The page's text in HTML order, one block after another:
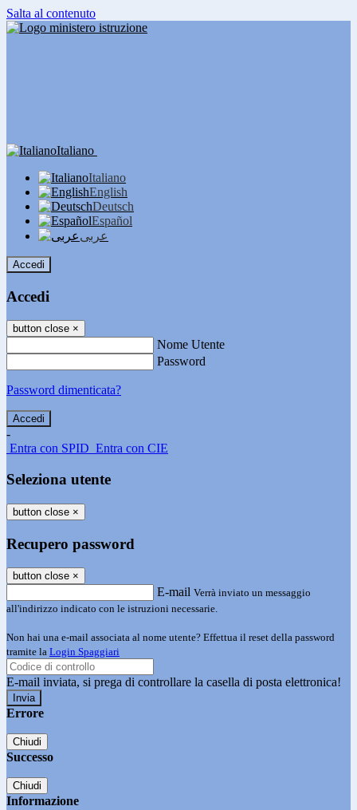
Salta al contenuto
Italiano
Italiano
English
Deutsch
Español
عربى
Accedi
Accedi
button close ×
Nome Utente
Password
Password dimenticata?
-
Entra con SPID Entra con CIE
Seleziona utente
button close ×
Recupero password
button close ×
E-mail Verrà inviato un messaggio
all'indirizzo indicato con le istruzioni necessarie.
Non hai una e-mail associata al nome utente? Effettua il reset della password
tramite la Login Spaggiari
E-mail inviata, si prega di controllare la casella di posta elettronica!
Errore
Chiudi
Successo
Chiudi
Informazione